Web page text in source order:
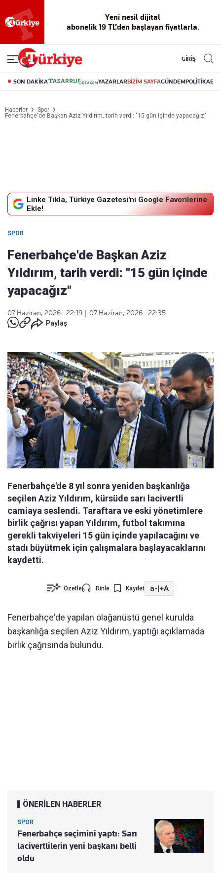
Yeni nesil dijital
abonelik 19 TL’den başlayan fiyatlarla.
GİRİŞ
SON DAKİKA YAZARLARBİZİM SAYFAGÜNDEMPOLİTİKA
Haberler
Spor
Fenerbahçe'de Başkan Aziz Yıldırım, tarih verdi: "15 gün içinde yapacağız"
Linke Tıkla, Türkiye Gazetesi'ni Google Favorilerine
Ekle!
SPOR
Fenerbahçe'de Başkan Aziz
Yıldırım, tarih verdi: "15 gün içinde
yapacağız"
07 Haziran, 2026 - 22:19
07 Haziran, 2026 - 22:35
Paylaş
Fenerbahçe'de 8 yıl sonra yeniden başkanlığa
seçilen Aziz Yıldırım, kürsüde sarı lacivertli
camiaya seslendi. Taraftara ve eski yönetimlere
birlik çağrısı yapan Yıldırım, futbol takımına
gerekli takviyeleri 15 gün içinde yapılacağını ve
stadı büyütmek için çalışmalara başlayacaklarını
kaydetti.
Özetle Dinle Kaydet a-|+A
Fenerbahçe'de yapılan olağanüstü genel kurulda
başkanlığa seçilen Aziz Yıldırım, yaptığı açıklamada
birlik çağrısında bulundu.
ÖNERİLEN HABERLER
SPOR
Fenerbahçe seçimini yaptı: Sarı
lacivertlilerin yeni başkanı belli
oldu